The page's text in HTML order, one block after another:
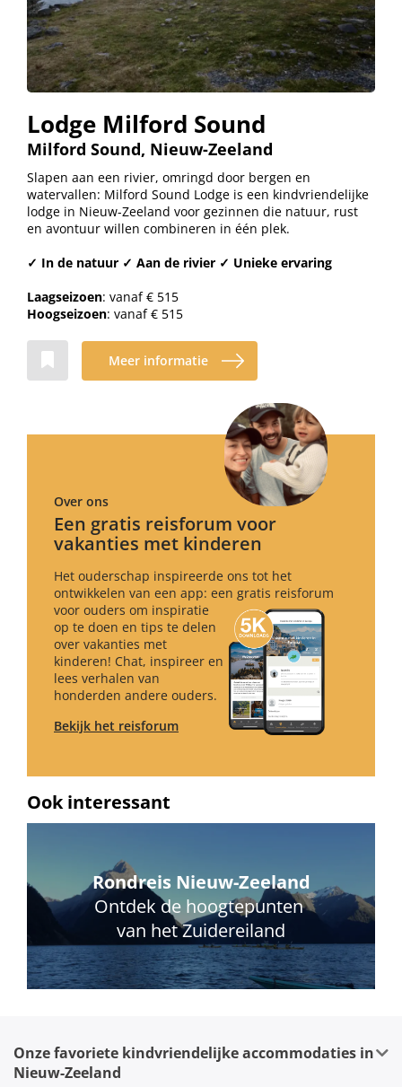
Lodge Milford Sound
Milford Sound, Nieuw-Zeeland
Slapen aan een rivier, omringd door bergen en
watervallen: Milford Sound Lodge is een kindvriendelijke
lodge in Nieuw-Zeeland voor gezinnen die natuur, rust
en avontuur willen combineren in één plek.
✓ In de natuur ✓ Aan de rivier ✓ Unieke ervaring
Laagseizoen: vanaf € 515
Hoogseizoen: vanaf € 515
Meer informatie
Over ons
Een gratis reisforum voor
vakanties met kinderen
Het ouderschap inspireerde ons tot het
ontwikkelen van een app: een gratis reisforum
voor ouders om inspiratie
op te doen en tips te delen
over vakanties met
kinderen! Chat, inspireer en
lees verhalen van
honderden andere ouders.
Bekijk het reisforum
Ook interessant
Rondreis Nieuw-Zeeland
Ontdek de hoogtepunten
van het Zuidereiland
Onze favoriete kindvriendelijke accommodaties in
Nieuw-Zeeland